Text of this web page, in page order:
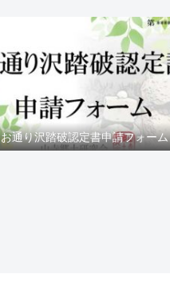
お通り沢踏破認定書申請フォーム